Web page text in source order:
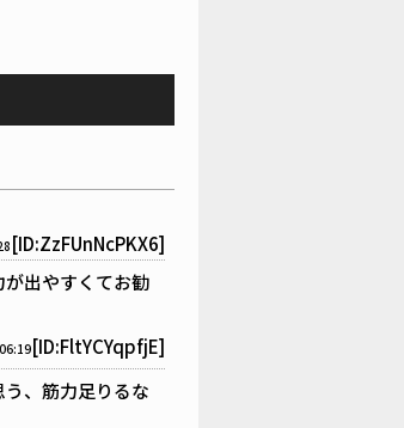
[ID:ZzFUnNcPKX6]
出やすくてお勧
[ID:FltYCYqpfjE]
、筋力足りるな